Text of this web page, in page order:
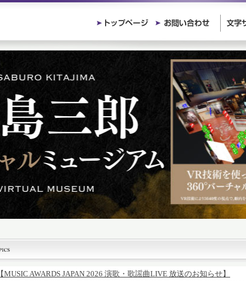
【MUSIC AWARDS JAPAN 2026 演歌・歌謡曲LIVE 放送のお知らせ】